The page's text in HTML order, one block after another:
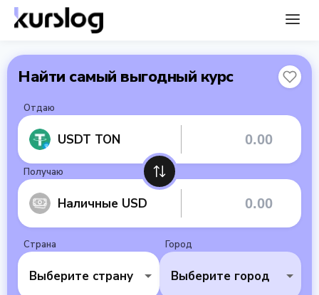
Найти самый выгодный курс
Отдаю
USDT TON
Получаю
Наличные USD
Страна
Выберите страну
Город
Выберите город